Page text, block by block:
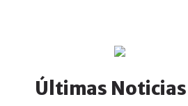
Últimas Noticias